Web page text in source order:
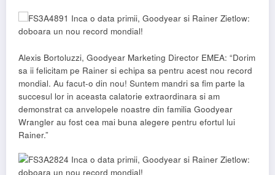
Alexis Bortoluzzi, Goodyear Marketing Director EMEA: “Dorim
sa ii felicitam pe Rainer si echipa sa pentru acest nou record
mondial. Au facut-o din nou! Suntem mandri sa fim parte la
succesul lor in aceasta calatorie extraordinara si am
demonstrat ca anvelopele noastre din familia Goodyear
Wrangler au fost cea mai buna alegere pentru efortul lui
Rainer.”